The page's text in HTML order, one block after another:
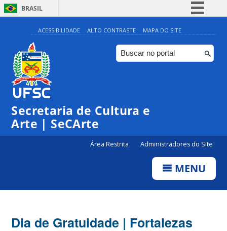
BRASIL
Simplifique!
Comunica BR
Participe
ACESSIBILIDADE ALTO CONTRASTE MAPA DO SITE
Secretaria de Cultura e
Arte | SeCArte
Área Restrita Administradores do Site
MENU
Dia de Gratuidade | Fortalezas